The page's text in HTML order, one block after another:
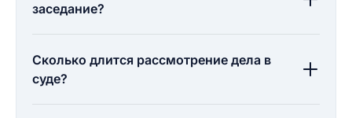
заседание?
Сколько длится рассмотрение дела в
суде?